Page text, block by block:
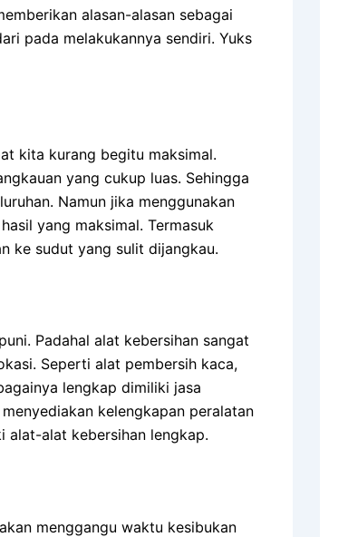
alasan-alasan sebagai
pada melakukannya sendiri. Yuks
kita kurang begitu maksimal.
yang cukup luas. Sehingga
Namun jika menggunakan
yang maksimal. Termasuk
ke sudut yang sulit dijangkau.
Padahal alat kebersihan sangat
Seperti alat pembersih kaca,
lengkap dimiliki jasa
kelengkapan peralatan
alat-alat kebersihan lengkap.
menggangu waktu kesibukan